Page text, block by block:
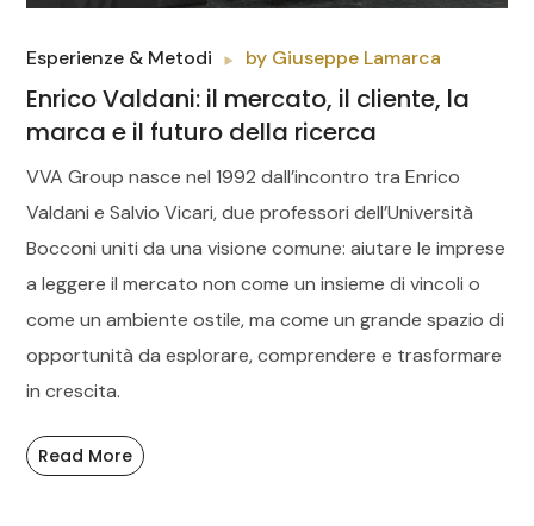
Esperienze & Metodi by Giuseppe Lamarca
Enrico Valdani: il mercato, il cliente, la
marca e il futuro della ricerca
VVA Group nasce nel 1992 dall’incontro tra Enrico
Valdani e Salvio Vicari, due professori dell’Università
Bocconi uniti da una visione comune: aiutare le imprese
a leggere il mercato non come un insieme di vincoli o
come un ambiente ostile, ma come un grande spazio di
opportunità da esplorare, comprendere e trasformare
in crescita.
Read More